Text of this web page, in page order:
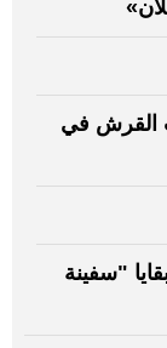
القرش في
"سفينة